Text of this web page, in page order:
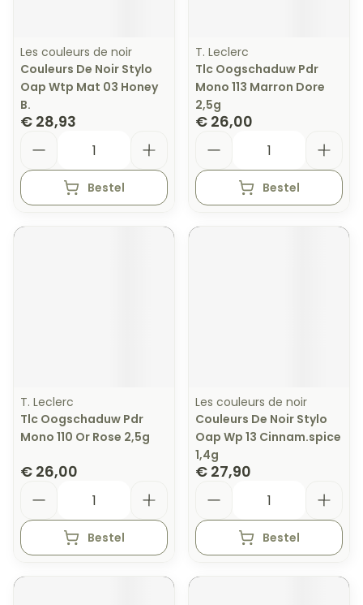
Les couleurs de noir
Couleurs De Noir Stylo
Oap Wtp Mat 03 Honey
B.
€ 28,93
Bestel
T. Leclerc
Tlc Oogschaduw Pdr
Mono 113 Marron Dore
2,5g
€ 26,00
Bestel
T. Leclerc
Tlc Oogschaduw Pdr
Mono 110 Or Rose 2,5g
€ 26,00
Bestel
Les couleurs de noir
Couleurs De Noir Stylo
Oap Wp 13 Cinnam.spice
1,4g
€ 27,90
Bestel